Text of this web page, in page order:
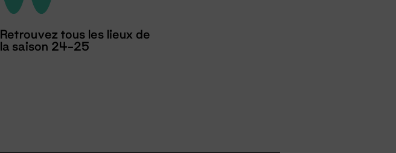
Retrouvez tous les lieux de
la saison 24-25